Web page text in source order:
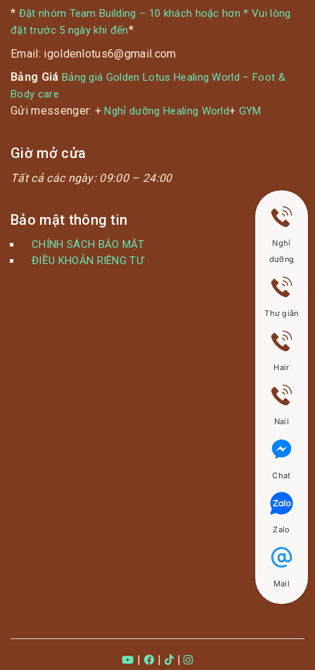
* Đặt nhóm Team Building – 10 khách hoặc hơn * Vui lòng
đặt trước 5 ngày khi đến*
Email: igoldenlotus6@gmail.com
Bảng Giá Bảng giá Golden Lotus Healing World – Foot &
Body care
Gửi messenger: +Nghỉ dưỡng Healing World+ GYM
Giờ mở cửa
Tất cả các ngày: 09:00 – 24:00
Bảo mật thông tin
CHÍNH SÁCH BẢO MẬT
ĐIỀU KHOẢN RIÊNG TƯ
| | |
Nghỉ
dưỡng
Thư giãn
Hair
Nail
Chat
Zalo
Mail